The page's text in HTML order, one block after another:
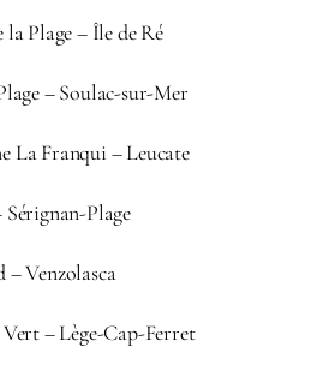
Plage – Île de Ré
– Soulac-sur-Mer
La Franqui – Leucate
Plage
– Venzolasca
– Lège-Cap-Ferret